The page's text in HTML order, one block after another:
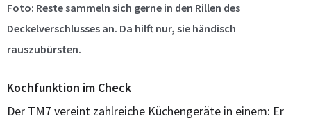
Foto: Reste sammeln sich gerne in den Rillen des
Deckelverschlusses an. Da hilft nur, sie händisch
rauszubürsten.
Kochfunktion im Check
Der TM7 vereint zahlreiche Küchengeräte in einem: Er